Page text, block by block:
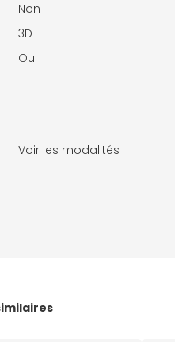
Non
3D
Oui
Voir les modalités